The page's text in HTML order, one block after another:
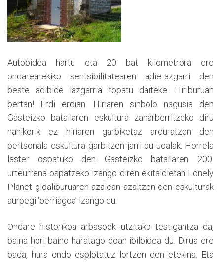
Autobidea hartu eta 20 bat kilometrora ere
ondarearekiko sentsibilitatearen adierazgarri den
beste adibide lazgarria topatu daiteke. Hiriburuan
bertan! Erdi erdian. Hiriaren sinbolo nagusia den
Gasteizko batailaren eskultura zaharberritzeko diru
nahikorik ez hiriaren garbiketaz arduratzen den
pertsonala eskultura garbitzen jarri du udalak. Horrela
laster ospatuko den Gasteizko batailaren 200.
urteurrena ospatzeko izango diren ekitaldietan Lonely
Planet gidaliburuaren azalean azaltzen den eskulturak
aurpegi ‘berriagoa’ izango du.
Ondare historikoa arbasoek utzitako testigantza da,
baina hori baino haratago doan ibilbidea du. Dirua ere
bada, hura ondo esplotatuz lortzen den etekina. Eta